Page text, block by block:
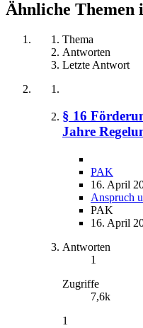
Ähnliche Themen
Thema
Antworten
Letzte Antwort
§ 16
Jahre
PAK
16. April
Anspruch
PAK
16. April
Antworten
1
Zugriffe
7,6k
1